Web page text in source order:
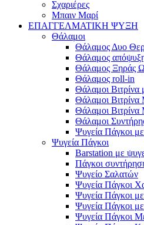
Σχαριέρες
Μπαιν Μαρί
ΕΠΑΓΓΕΛΜΑΤΙΚΗ ΨΥΞΗ
Θάλαμοι
Θάλαμος Δυο
Θάλαμος
Θάλαμος Ξηράς
Θάλαμος roll-in
Θάλαμοι Βιτρίνα
Θάλαμοι
Θάλαμοι
Θάλαμοι
Ψυγεία Πάγκοι
Ψυγεία Πάγκοι
Barstation με
Πάγκοι
Ψυγείο Σαλατών
Ψυγεία Πάγκοι
Ψυγεία Πάγκοι
Ψυγεία Πάγκοι
Ψυγεία Πάγκοι